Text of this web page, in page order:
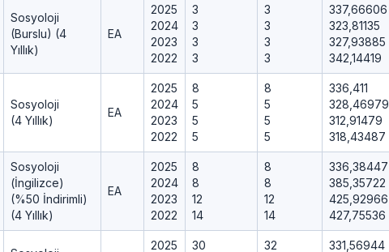
Sosyoloji
(Burslu) (4
Yıllık)
EA
2025
2024
2023
2022
3
3
3
3
3
3
3
3
337,66606
323,81135
327,93885
342,14419
Sosyoloji
(4 Yıllık)
EA
2025
2024
2023
2022
8
5
5
5
8
5
5
5
336,411
328,46979
312,91479
318,43487
Sosyoloji
(İngilizce)
(%50 İndirimli)
(4 Yıllık)
EA
2025
2024
2023
2022
8
8
12
14
8
8
12
14
336,38447
385,35722
425,92966
427,75536
2025 30 32 331,56944